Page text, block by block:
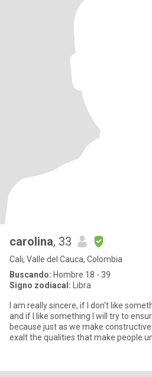
carolina, 33
Cali, Valle del Cauca, Colombia
Buscando: Hombre 18 - 39
Signo zodiacal: Libra
I am really sincere, if I don't like
and if I like something I will try to
because just as we make
exalt the qualities that make people